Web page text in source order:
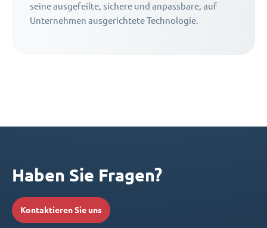
seine ausgefeilte, sichere und anpassbare, auf
Unternehmen ausgerichtete Technologie.
Haben Sie Fragen?
Kontaktieren Sie uns